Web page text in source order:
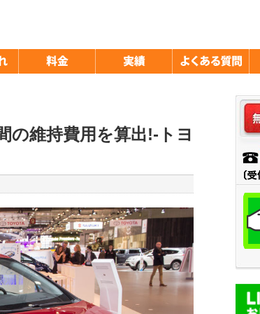
の維持費用を算出!-トヨ